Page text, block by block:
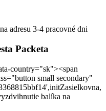
adresu 3-4 pracovné dni
Packeta
country="sk"><span
small secondary"
balíka na